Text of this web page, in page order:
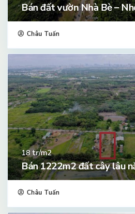
Bán đất vườn Nhà Bè –
Châu Tuấn
18 tr/m2
Bán 1222m2 đất cây lâu
Châu Tuấn